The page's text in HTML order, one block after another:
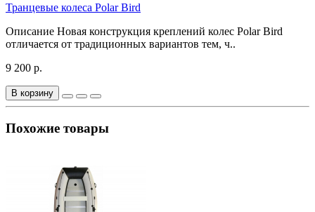
Транцевые колеса Polar Bird
Описание Новая конструкция креплений колес Polar Bird
отличается от традиционных вариантов тем, ч..
9 200 р.
В корзину
Похожие товары